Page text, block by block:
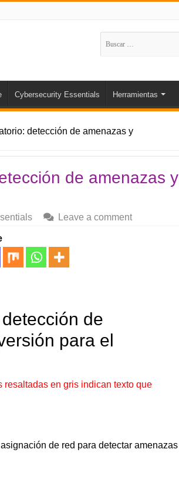
Buscar:
Cybersecurity Essentials Herramientas
detección de amenazas y
de amenazas y
Leave a comment
de
para el
resaltadas en gris indican texto que
de red para detectar amenazas